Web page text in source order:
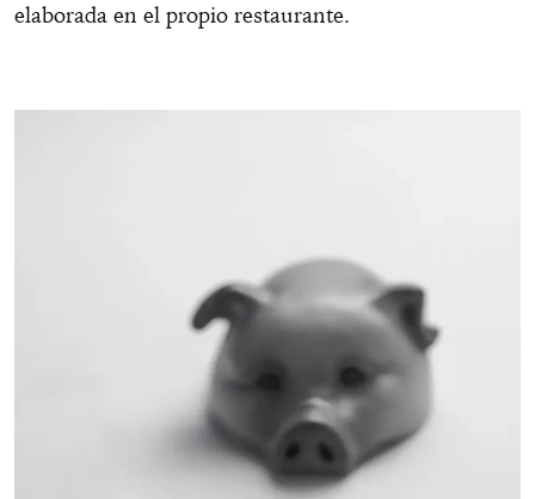
elaborada en el propio restaurante.